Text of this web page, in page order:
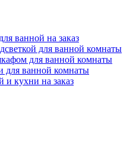
ванной на заказ
для ванной комнаты
для ванной комнаты
для ванной комнаты
кухни на заказ